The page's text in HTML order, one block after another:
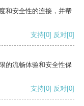
和安全性的连接，并帮
支持[0] 反对[0]
的流畅体验和安全性保
支持[0] 反对[0]